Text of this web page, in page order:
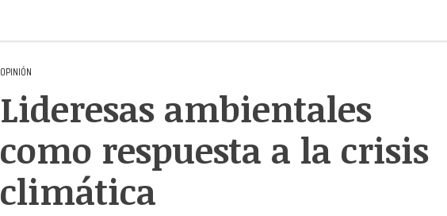
OPINIÓN
Lideresas ambientales
como respuesta a la crisis
climática